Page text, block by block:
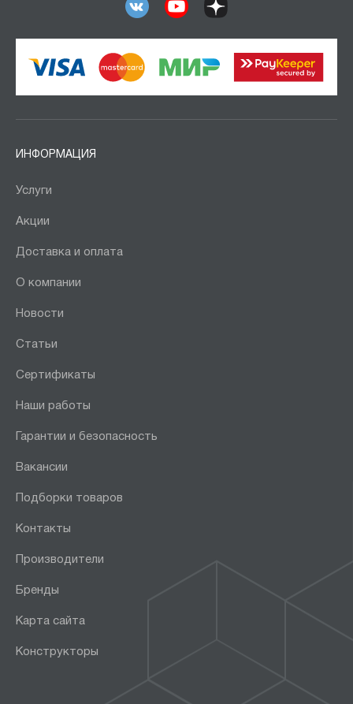
ИНФОРМАЦИЯ
Услуги
Акции
Доставка и оплата
О компании
Новости
Статьи
Сертификаты
Наши работы
Гарантии и безопасность
Вакансии
Подборки товаров
Контакты
Производители
Бренды
Карта сайта
Конструкторы